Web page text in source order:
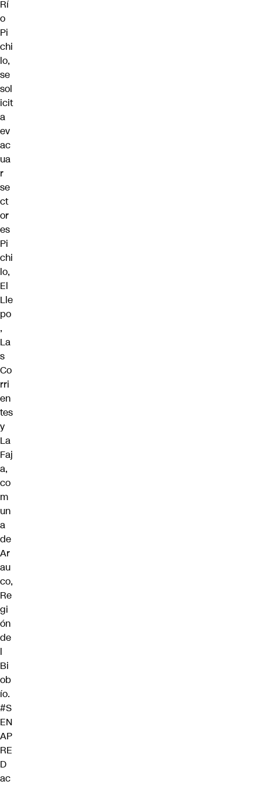
Rí
o
Pi
chi
lo,
se
sol
icit
a
ev
ac
ua
r
se
ct
or
es
Pi
chi
lo,
El
Lle
po
,
La
s
Co
rri
en
tes
y
La
Faj
a,
co
m
un
a
de
Ar
au
co,
Re
gi
ón
de
l
Bi
ob
ío.
#S
EN
AP
RE
D
ac